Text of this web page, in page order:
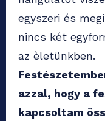
egyszeri és
nincs két
az èletünkben.
azzal, hogy a
kapcsoltam